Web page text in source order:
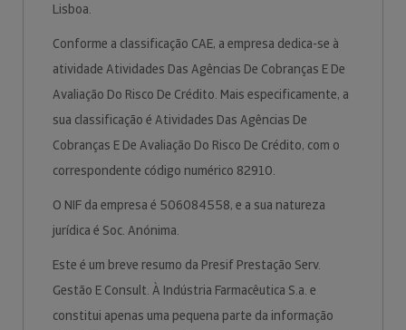
Lisboa.
Conforme a classificação CAE, a empresa dedica-se à
atividade Atividades Das Agências De Cobranças E De
Avaliação Do Risco De Crédito. Mais especificamente, a
sua classificação é Atividades Das Agências De
Cobranças E De Avaliação Do Risco De Crédito, com o
correspondente código numérico 82910.
O NIF da empresa é 506084558, e a sua natureza
jurídica é Soc. Anónima.
Este é um breve resumo da Presif Prestação Serv.
Gestão E Consult. À Indústria Farmacêutica S.a. e
constitui apenas uma pequena parte da informação